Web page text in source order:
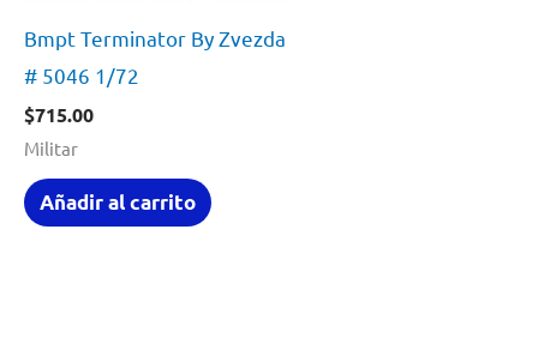
Bmpt Terminator By Zvezda
# 5046 1/72
$715.00
Militar
Añadir al carrito